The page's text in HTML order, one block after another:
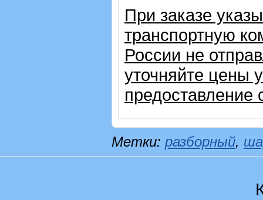
При заказе
транспортную
России не
уточняйте цены
предоставление
Метки: разборный,